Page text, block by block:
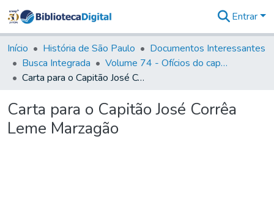
&
Coleções
Tudo na
Biblioteca
Estatísticas
Entrar
Início História de São Paulo
Documentos Interessantes
Busca Integrada
Volume 74 - Ofícios do capitão General Martim Lopes Lobo de Saldanha às Câmaras e Comandantes da Capitania (1775)
Carta para o Capitão José Corrêa Leme Marzagão
Carta para o Capitão José Corrêa
Leme Marzagão